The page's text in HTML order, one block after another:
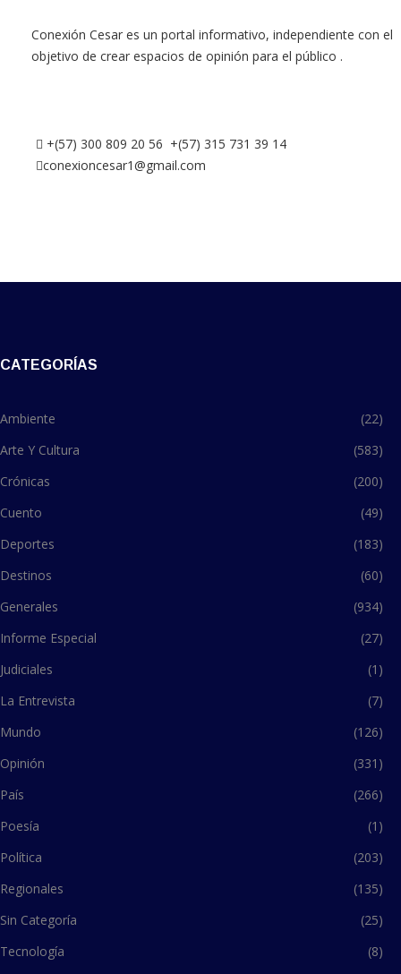
Conexión Cesar es un portal informativo, independiente con el
objetivo de crear espacios de opinión para el público .
+(57) 300 809 20 56 +(57) 315 731 39 14
conexioncesar1@gmail.com
CATEGORÍAS
Ambiente
(22)
Arte Y Cultura
(583)
Crónicas
(200)
Cuento
(49)
Deportes
(183)
Destinos
(60)
Generales
(934)
Informe Especial
(27)
Judiciales
(1)
La Entrevista
(7)
Mundo
(126)
Opinión
(331)
País
(266)
Poesía
(1)
Política
(203)
Regionales
(135)
Sin Categoría
(25)
Tecnología
(8)